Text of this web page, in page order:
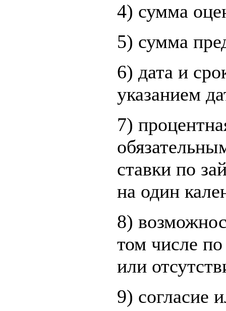
4) сумма
5) сумма
6) дата и
указанием
7)
ставки по
на один
8)
том числе
или
9) согласие